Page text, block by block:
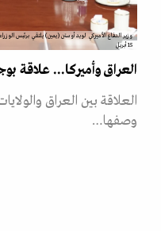
وزير الدفاع الأميركي لويد أوستن (يمين) يلتقي برئيس
15 أبريل
العراق وأميركا... علاقة
العلاقة بين العراق
وصفها…